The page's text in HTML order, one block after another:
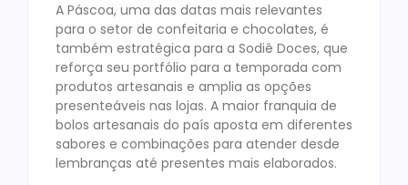
A Páscoa, uma das datas mais relevantes
para o setor de confeitaria e chocolates, é
também estratégica para a Sodiê Doces, que
reforça seu portfólio para a temporada com
produtos artesanais e amplia as opções
presenteáveis nas lojas. A maior franquia de
bolos artesanais do país aposta em diferentes
sabores e combinações para atender desde
lembranças até presentes mais elaborados.